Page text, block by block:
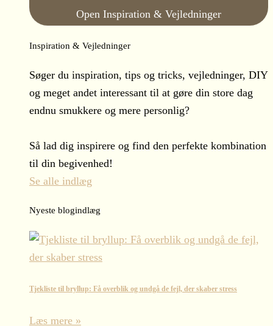
Open Inspiration & Vejledninger
Inspiration & Vejledninger
Søger du inspiration, tips og tricks, vejledninger, DIY
og meget andet interessant til at gøre din store dag
endnu smukkere og mere personlig?
Så lad dig inspirere og find den perfekte kombination
til din begivenhed!
Se alle indlæg
Nyeste blogindlæg
Tjekliste til bryllup: Få overblik og undgå de fejl, der skaber stress
Læs mere »